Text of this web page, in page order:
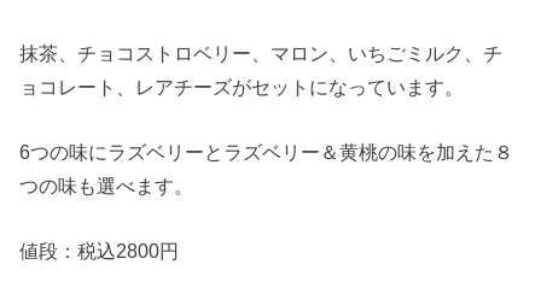
抹茶、チョコストロベリー、マロン、いちごミルク、チ
ョコレート、レアチーズがセットになっています。
6つの味にラズベリーとラズベリー＆黄桃の味を加えた８
つの味も選べます。
値段：税込2800円